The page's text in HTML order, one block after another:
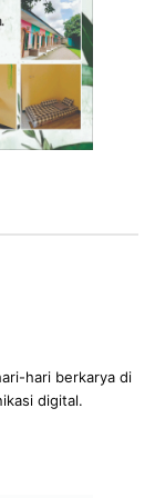
hari berkarya di
digital.